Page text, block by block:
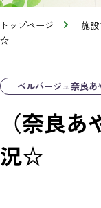
トップページ 施
☆
ベルパージュ奈良
（奈良
況☆